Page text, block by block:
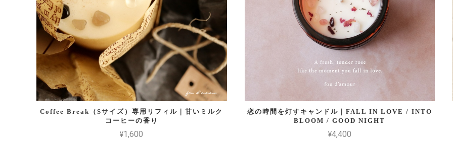
Coffee Break（Sサイズ）専用リフィル｜甘いミルク
コーヒーの香り
¥1,600
恋の時間を灯すキャンドル｜FALL IN LOVE / INTO
BLOOM / GOOD NIGHT
¥4,400